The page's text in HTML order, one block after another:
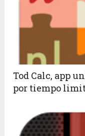
Tod Calc, app
por tiempo